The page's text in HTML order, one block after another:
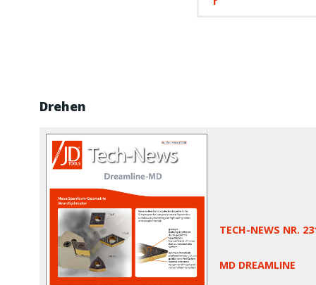
Drehen
TECH-NEWS NR.
MD DREAMLINE